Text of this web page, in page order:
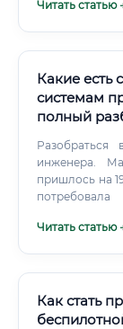
и их филиалы.
Читать статью
Какие есть
системам
полный
инженера.
пришлось на
человеческих
Читать статью
Как стать